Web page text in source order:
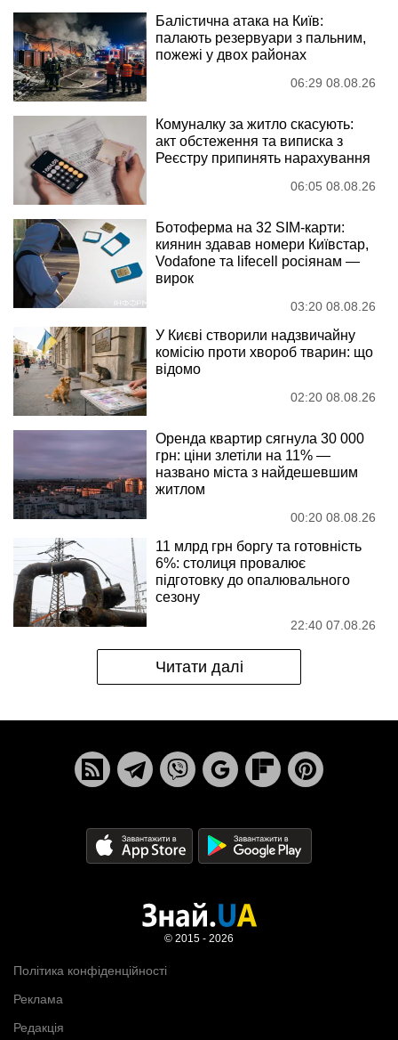
Балістична атака на Київ:
палають резервуари з пальним,
пожежі у двох районах
06:29 08.08.26
Комуналку за житло скасують:
акт обстеження та виписка з
Реєстру припинять нарахування
06:05 08.08.26
Ботоферма на 32 SIM-карти:
киянин здавав номери Київстар,
Vodafone та lifecell росіянам —
вирок
03:20 08.08.26
У Києві створили надзвичайну
комісію проти хвороб тварин: що
відомо
02:20 08.08.26
Оренда квартир сягнула 30 000
грн: ціни злетіли на 11% —
названо міста з найдешевшим
житлом
00:20 08.08.26
11 млрд грн боргу та готовність
6%: столиця провалює
підготовку до опалювального
сезону
22:40 07.08.26
Читати далі
Політика конфіденційності
Реклама
Редакція
© 2015 - 2026